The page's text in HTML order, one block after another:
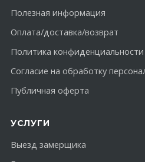
Полезная информация
Оплата/доставка/возврат
Политика конфиденциальности
Согласие на обработку
Публичная оферта
УСЛУГИ
Выезд замерщика